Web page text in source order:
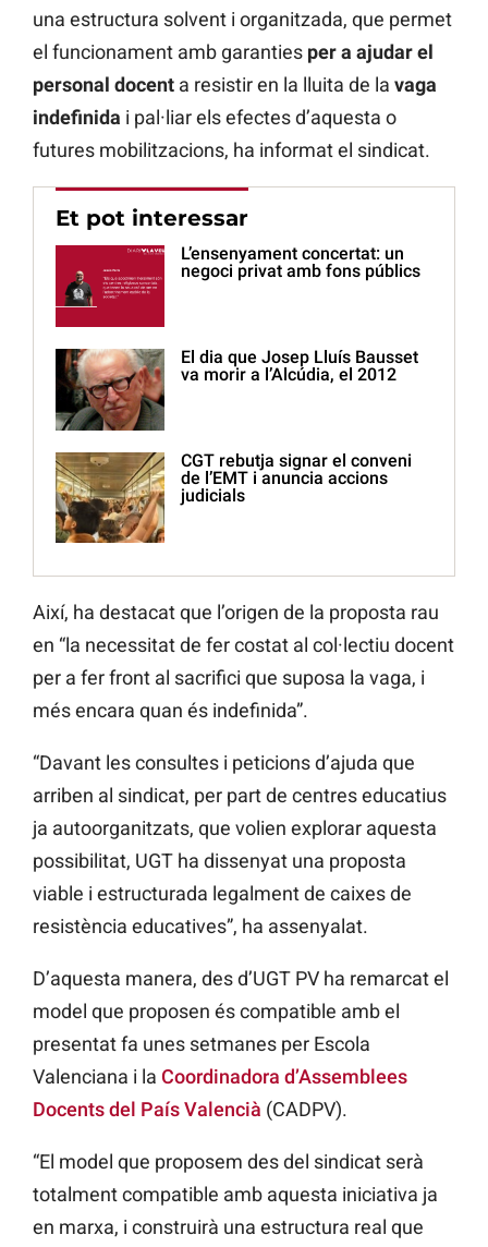
una estructura solvent i organitzada, que permet
el funcionament amb garanties per a ajudar el
personal docent a resistir en la lluita de la vaga
indefinida i pal·liar els efectes d’aquesta o
futures mobilitzacions, ha informat el sindicat.
Et pot interessar
L’ensenyament concertat: un
negoci privat amb fons públics
El dia que Josep Lluís Bausset
va morir a l’Alcúdia, el 2012
CGT rebutja signar el conveni
de l’EMT i anuncia accions
judicials
Així, ha destacat que l’origen de la proposta rau
en “la necessitat de fer costat al col·lectiu docent
per a fer front al sacrifici que suposa la vaga, i
més encara quan és indefinida”.
“Davant les consultes i peticions d’ajuda que
arriben al sindicat, per part de centres educatius
ja autoorganitzats, que volien explorar aquesta
possibilitat, UGT ha dissenyat una proposta
viable i estructurada legalment de caixes de
resistència educatives”, ha assenyalat.
D’aquesta manera, des d’UGT PV ha remarcat el
model que proposen és compatible amb el
presentat fa unes setmanes per Escola
Valenciana i la Coordinadora d’Assemblees
Docents del País Valencià (CADPV).
“El model que proposem des del sindicat serà
totalment compatible amb aquesta iniciativa ja
en marxa, i construirà una estructura real que